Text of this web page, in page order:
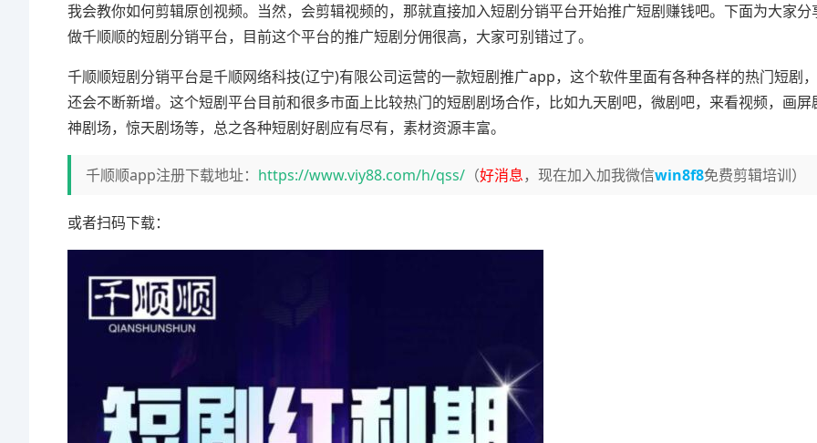
我会教你如何剪辑原创视频。当然，会剪辑视频的，那就直接加入短剧分销平台开始推广短剧赚钱吧。下面为大家分
做千顺顺的短剧分销平台，目前这个平台的推广短剧分佣很高，大家可别错过了。
千顺顺短剧分销平台是千顺网络科技(辽宁)有限公司运营的一款短剧推广app，这个软件里面有各种各样的热门短剧
还会不断新增。这个短剧平台目前和很多市面上比较热门的短剧剧场合作，比如九天剧吧，微剧吧，来看视频，画屏
神剧场，惊天剧场等，总之各种短剧好剧应有尽有，素材资源丰富。
千顺顺app注册下载地址： https://www.viy88.com/h/qss/ （好消息，现在加入加我微信win8f8免费剪辑培训）
或者扫码下载：